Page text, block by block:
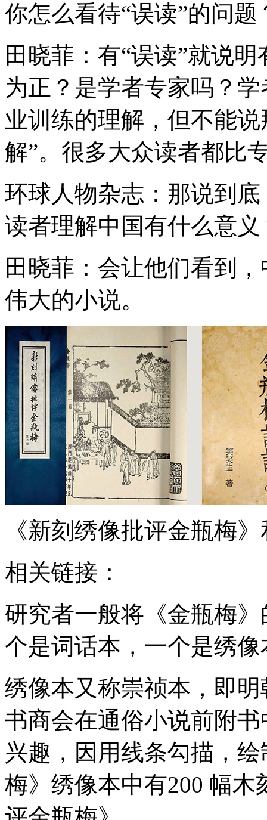
你怎么看待“误读”的问题
田晓菲：有“误读”就说
为正？是学者专家吗？
业训练的理解，但不能
解”。很多大众读者都比
环球人物杂志：那说到
读者理解中国有什么意义
田晓菲：会让他们看到
伟大的小说。
《新刻绣像批评金瓶梅
相关链接：
研究者一般将《金瓶梅
个是词话本，一个是绣像
绣像本又称崇祯本，即
书商会在通俗小说前附
兴趣，因用线条勾描，
梅》绣像本中有200 幅